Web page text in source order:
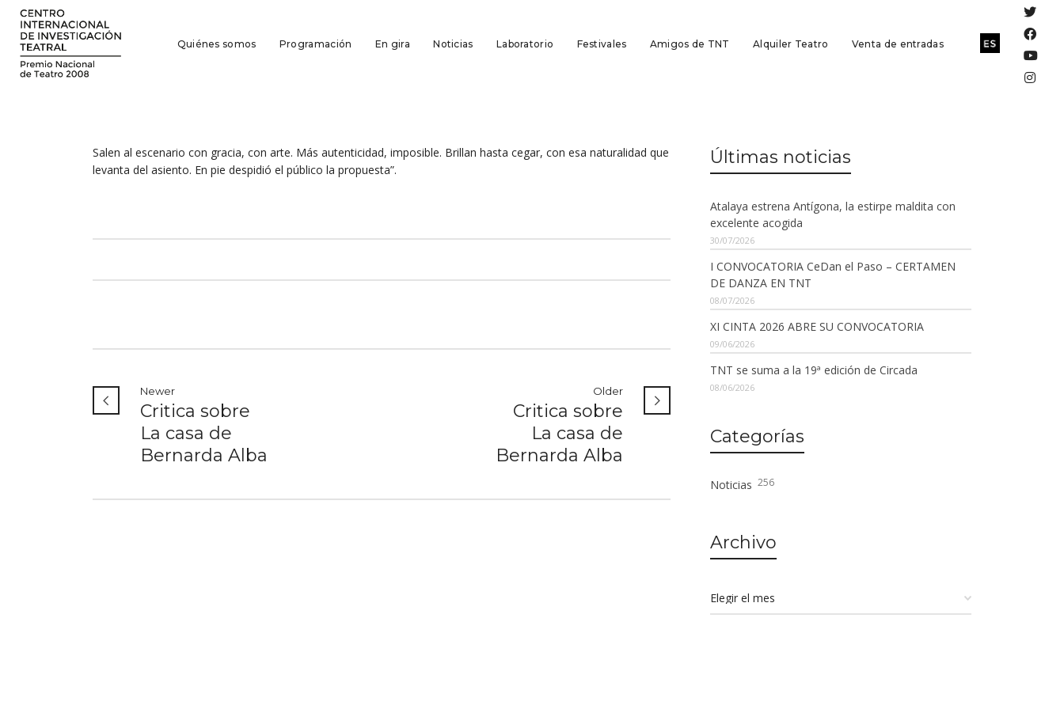
Quiénes somos Programación En gira Noticias Laboratorio Festivales Amigos de TNT Alquiler Teatro Venta de entradas
Salen al escenario con gracia, con arte. Más autenticidad, imposible. Brillan hasta cegar, con esa naturalidad que
levanta del asiento. En pie despidió el público la propuesta”.
Newer
Critica sobre
La casa de
Bernarda Alba
Older
Critica sobre
La casa de
Bernarda Alba
Últimas noticias
Atalaya estrena Antígona, la estirpe maldita con
excelente acogida
30/07/2026
I CONVOCATORIA CeDan el Paso – CERTAMEN
DE DANZA EN TNT
08/07/2026
XI CINTA 2026 ABRE SU CONVOCATORIA
09/06/2026
TNT se suma a la 19ª edición de Circada
08/06/2026
Categorías
Noticias 256
Archivo